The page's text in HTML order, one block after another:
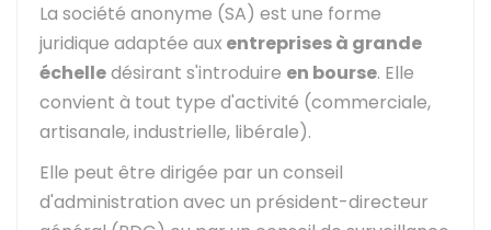
La société anonyme (SA) est une forme
juridique adaptée aux entreprises à grande
échelledésirant s'introduire en bourse. Elle
convient à tout type d'activité (commerciale,
artisanale, industrielle, libérale).
Elle peut être dirigée par un conseil
d'administration avec un président-directeur